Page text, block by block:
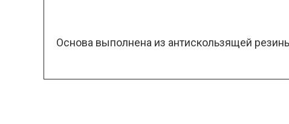
Основа выполнена из антискользящей